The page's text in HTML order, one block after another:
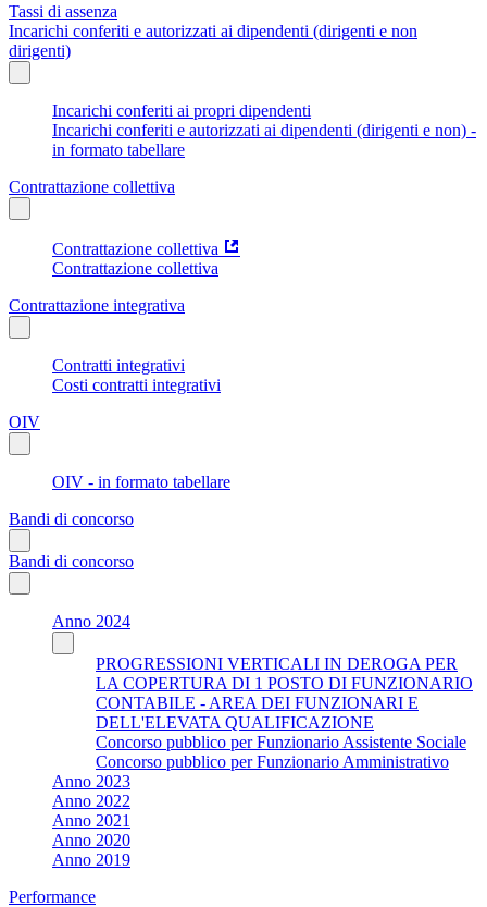
Tassi di assenza
Incarichi conferiti e autorizzati ai dipendenti (dirigenti e non
dirigenti)
Incarichi conferiti ai propri dipendenti
Incarichi conferiti e autorizzati ai dipendenti (dirigenti e non) -
in formato tabellare
Contrattazione collettiva
Contrattazione collettiva
Contrattazione collettiva
Contrattazione integrativa
Contratti integrativi
Costi contratti integrativi
OIV
OIV - in formato tabellare
Bandi di concorso
Bandi di concorso
Anno 2024
PROGRESSIONI VERTICALI IN DEROGA PER
LA COPERTURA DI 1 POSTO DI FUNZIONARIO
CONTABILE - AREA DEI FUNZIONARI E
DELL'ELEVATA QUALIFICAZIONE
Concorso pubblico per Funzionario Assistente Sociale
Concorso pubblico per Funzionario Amministrativo
Anno 2023
Anno 2022
Anno 2021
Anno 2020
Anno 2019
Performance